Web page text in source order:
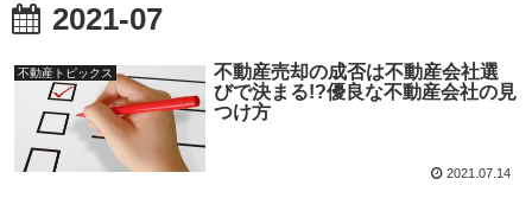
2021-07
不動産トピックス
不動産売却の成否は不動産会社選
びで決まる!?優良な不動産会社の見
つけ方
2021.07.14